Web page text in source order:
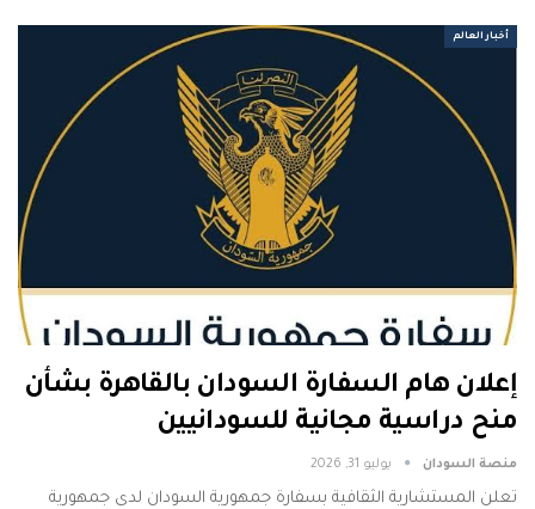
أخبار العالم
إعلان هام السفارة السودان بالقاهرة بشأن
منح دراسية مجانية للسودانيين
منصة السودان يوليو 31, 2026
تعلن المستشارية الثقافية بسفارة جمهورية السودان لدى جمهورية